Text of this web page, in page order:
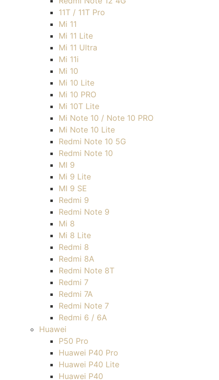
11T / 11T Pro
Mi 11
Mi 11 Lite
Mi 11 Ultra
Mi 11i
Mi 10
Mi 10 Lite
Mi 10 PRO
Mi 10T Lite
Mi Note 10 / Note 10 PRO
Mi Note 10 Lite
Redmi Note 10 5G
Redmi Note 10
MI 9
Mi 9 Lite
MI 9 SE
Redmi 9
Redmi Note 9
Mi 8
Mi 8 Lite
Redmi 8
Redmi 8A
Redmi Note 8T
Redmi 7
Redmi 7A
Redmi Note 7
Redmi 6 / 6A
Huawei
P50 Pro
Huawei P40 Pro
Huawei P40 Lite
Huawei P40